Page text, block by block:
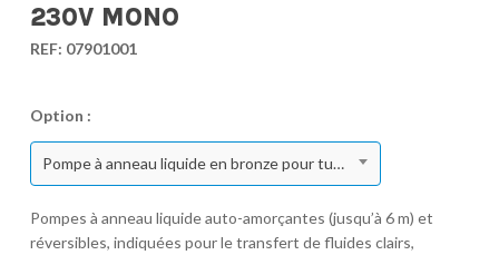
230V MONO
REF: 07901001
Option :
Pompe à anneau liquide en bronze pour tuyau ∅20 mm 230V Mono
Pompes à anneau liquide auto-amorçantes (jusqu’à 6 m) et
réversibles, indiquées pour le transfert de fluides clairs,